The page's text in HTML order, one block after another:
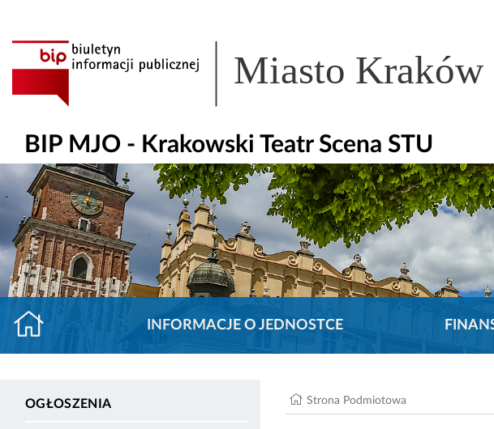
Miasto Kraków
BIP MJO - Krakowski Teatr Scena STU
INFORMACJE O JEDNOSTCE
OGŁOSZENIA Strona Podmiotowa